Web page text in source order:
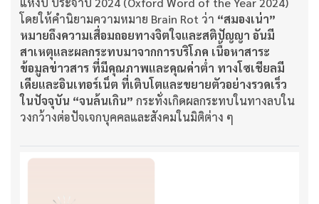
โดยให้คำนิยามความหมาย Brain Rot ว่า “สมองเน่า”
หมายถึงความเสื่อมถอยทางจิตใจและสติปัญญา อันมี
สาเหตุและผลกระทบมาจากการบริโภค เนื้อหาสาระ
ข้อมูลข่าวสาร ที่มีคุณภาพและคุณค่าต่ำ ทางโซเชียลมี
เดียและอินเทอร์เน็ต ที่เติบโตและขยายตัวอย่างรวดเร็ว
ในปัจจุบัน “จนล้นเกิน” กระทั่งเกิดผลกระทบในทางลบใน
วงกว้างต่อปัจเจกบุคคลและสังคมในมิติต่าง ๆ